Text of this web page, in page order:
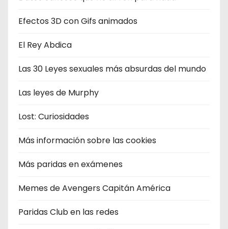
Efectos 3D con Gifs animados
El Rey Abdica
Las 30 Leyes sexuales más absurdas del mundo
Las leyes de Murphy
Lost: Curiosidades
Más información sobre las cookies
Más paridas en exámenes
Memes de Avengers Capitán América
Paridas Club en las redes